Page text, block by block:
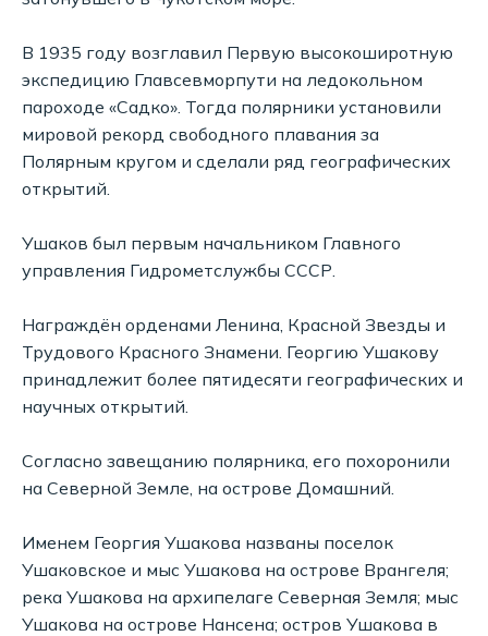
В 1935 году возглавил Первую высокоширотную
экспедицию Главсевморпути на ледокольном
пароходе «Садко». Тогда полярники установили
мировой рекорд свободного плавания за
Полярным кругом и сделали ряд географических
открытий.
Ушаков был первым начальником Главного
управления Гидрометслужбы СССР.
Награждён орденами Ленина, Красной Звезды и
Трудового Красного Знамени. Георгию Ушакову
принадлежит более пятидесяти географических и
научных открытий.
Согласно завещанию полярника, его похоронили
на Северной Земле, на острове Домашний.
Именем Георгия Ушакова названы поселок
Ушаковское и мыс Ушакова на острове Врангеля;
река Ушакова на архипелаге Северная Земля; мыс
Ушакова на острове Нансена; остров Ушакова в